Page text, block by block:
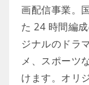
画配信事業。
た 24 時間編
ジナルのドラ
メ、スポーツ
けます。オリ